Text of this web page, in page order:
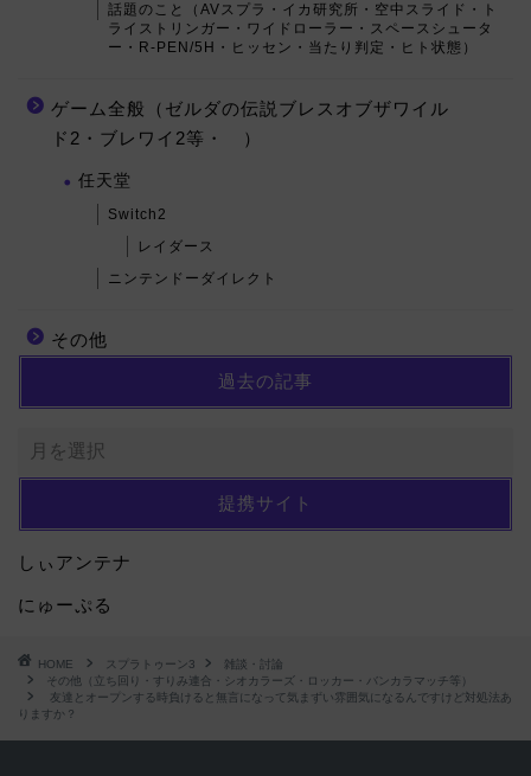
話題のこと（AVスプラ・イカ研究所・空中スライド・ト
ライストリンガー・ワイドローラー・スペースシュータ
ー・R-PEN/5H・ヒッセン・当たり判定・ヒト状態）
ゲーム全般（ゼルダの伝説ブレスオブザワイル
ド2・ブレワイ2等・ ）
任天堂
Switch2
レイダース
ニンテンドーダイレクト
その他
過去の記事
提携サイト
しぃアンテナ
にゅーぷる
HOME スプラトゥーン3
雑談・討論
その他（立ち回り・すりみ連合・シオカラーズ・ロッカー・バンカラマッチ等）
友達とオープンする時負けると無言になって気まずい雰囲気になるんですけど対処法あ
りますか？